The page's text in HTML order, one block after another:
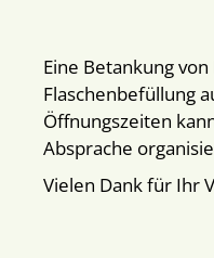
Eine Betankung
Flaschenbefüllung
Öffnungszeiten
Absprache
Vielen Dank für Ihr